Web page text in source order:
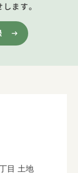
ます。
目 土地